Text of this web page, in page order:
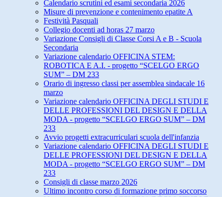
Calendario scrutini ed esami secondaria 2026
Misure di prevenzione e contenimento epatite A
Festività Pasquali
Collegio docenti ad horas 27 marzo
Variazione Consigli di Classe Corsi A e B - Scuola
Secondaria
Variazione calendario OFFICINA STEM:
ROBOTICA E A.I. - progetto “SCELGO ERGO
SUM” – DM 233
Orario di ingresso classi per assemblea sindacale 16
marzo
Variazione calendario OFFICINA DEGLI STUDI E
DELLE PROFESSIONI DEL DESIGN E DELLA
MODA - progetto “SCELGO ERGO SUM” – DM
233
Avvio progetti extracurriculari scuola dell'infanzia
Variazione calendario OFFICINA DEGLI STUDI E
DELLE PROFESSIONI DEL DESIGN E DELLA
MODA - progetto “SCELGO ERGO SUM” – DM
233
Consigli di classe marzo 2026
Ultimo incontro corso di formazione primo soccorso